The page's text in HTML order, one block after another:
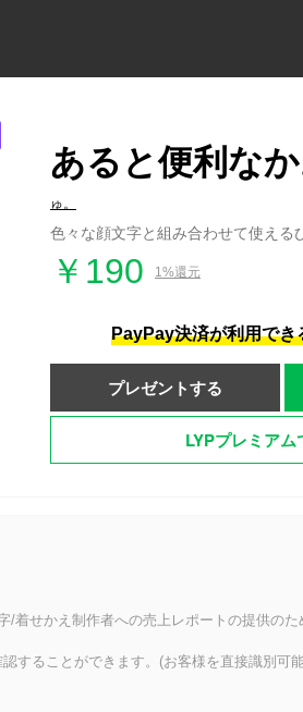
あると便利な
ゅ。
色々な顔文字と組み合わせて使える
￥190 1%還元
PayPay決済が利用でき
プレゼントする
LYPプレミアム
/着せかえ制作者への売上レポートの提供の
することができます。(お客様を直接識別可